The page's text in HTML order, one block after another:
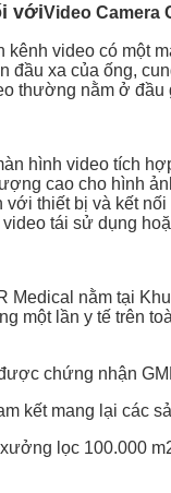
vớiVideo Camera
kênh video có một
đầu xa của ống,
thường nằm ở
hình video tích
cao cho hình
thiết bị và kết
tái sử dụng
Medical nằm tại
một lần y tế trên
chứng nhận
kết mang lại các
lọc 100.000